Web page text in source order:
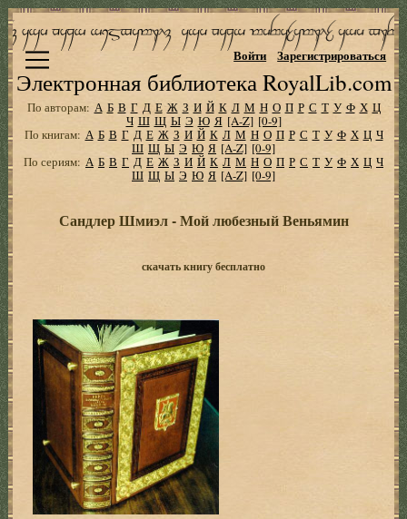
Электронная библиотека RoyalLib.com
Войти Зарегистрироваться
По авторам: А Б В Г Д Е Ж З И Й К Л М Н О П Р С Т У Ф Х Ц
Ч Ш Щ Ы Э Ю Я [A-Z] [0-9]
По книгам: А Б В Г Д Е Ж З И Й К Л М Н О П Р С Т У Ф Х Ц Ч
Ш Щ Ы Э Ю Я [A-Z] [0-9]
По сериям: А Б В Г Д Е Ж З И Й К Л М Н О П Р С Т У Ф Х Ц Ч
Ш Щ Ы Э Ю Я [A-Z] [0-9]
Сандлер Шмиэл - Мой любезный Веньямин
скачать книгу бесплатно